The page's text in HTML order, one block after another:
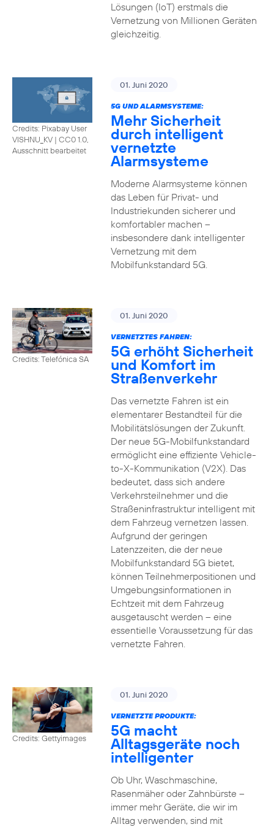
Lösungen (IoT) erstmals die
Vernetzung von Millionen Geräten
gleichzeitig.
Credits: Pixabay User
VISHNU_KV | CC0 1.0,
Ausschnitt bearbeitet
01. Juni 2020
5G UND ALARMSYSTEME:
Mehr Sicherheit
durch intelligent
vernetzte
Alarmsysteme
Moderne Alarmsysteme können
das Leben für Privat- und
Industriekunden sicherer und
komfortabler machen –
insbesondere dank intelligenter
Vernetzung mit dem
Mobilfunkstandard 5G.
Credits: Telefónica SA
01. Juni 2020
VERNETZTES FAHREN:
5G erhöht Sicherheit
und Komfort im
Straßenverkehr
Das vernetzte Fahren ist ein
elementarer Bestandteil für die
Mobilitätslösungen der Zukunft.
Der neue 5G-Mobilfunkstandard
ermöglicht eine effiziente Vehicle-
to-X-Kommunikation (V2X). Das
bedeutet, dass sich andere
Verkehrsteilnehmer und die
Straßeninfrastruktur intelligent mit
dem Fahrzeug vernetzen lassen.
Aufgrund der geringen
Latenzzeiten, die der neue
Mobilfunkstandard 5G bietet,
können Teilnehmerpositionen und
Umgebungsinformationen in
Echtzeit mit dem Fahrzeug
ausgetauscht werden – eine
essentielle Voraussetzung für das
vernetzte Fahren.
Credits: Gettyimages
01. Juni 2020
VERNETZTE PRODUKTE:
5G macht
Alltagsgeräte noch
intelligenter
Ob Uhr, Waschmaschine,
Rasenmäher oder Zahnbürste –
immer mehr Geräte, die wir im
Alltag verwenden, sind mit